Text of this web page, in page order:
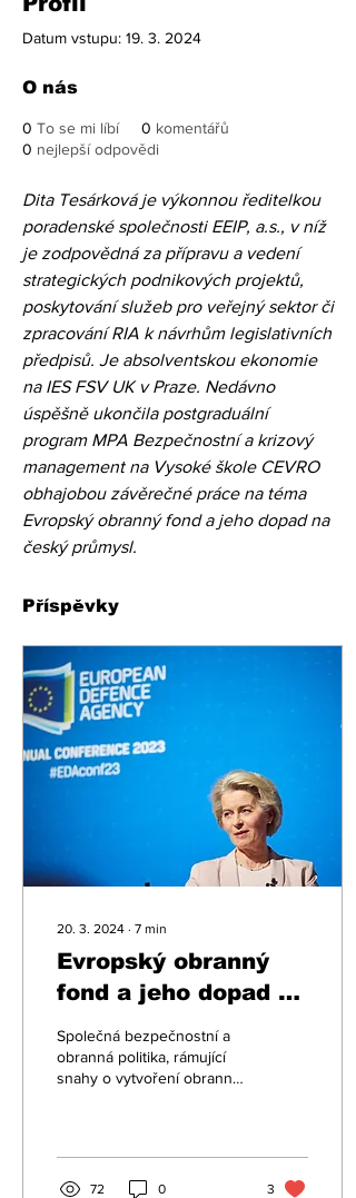
Datum vstupu: 19. 3. 2024
O nás
0 To se mi líbí 0 komentářů
0 nejlepší odpovědi
Dita Tesárková je výkonnou ředitelkou
poradenské společnosti EEIP, a.s., v níž
je zodpovědná za přípravu a vedení
strategických podnikových projektů,
poskytování služeb pro veřejný sektor či
zpracování RIA k návrhům legislativních
předpisů. Je absolventskou ekonomie
na IES FSV UK v Praze. Nedávno
úspěšně ukončila postgraduální
program MPA Bezpečnostní a krizový
management na Vysoké škole CEVRO
obhajobou závěrečné práce na téma
Evropský obranný fond a jeho dopad na
český průmysl.
Příspěvky
20. 3. 2024 ∙ 7 min
Evropský obranný
fond a jeho dopad na
Společná bezpečnostní a
obranná politika, rámující
snahy o vytvoření obranné
72 0 3